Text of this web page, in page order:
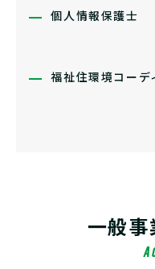
個人情報保護士
福祉住環境コーデ
一般